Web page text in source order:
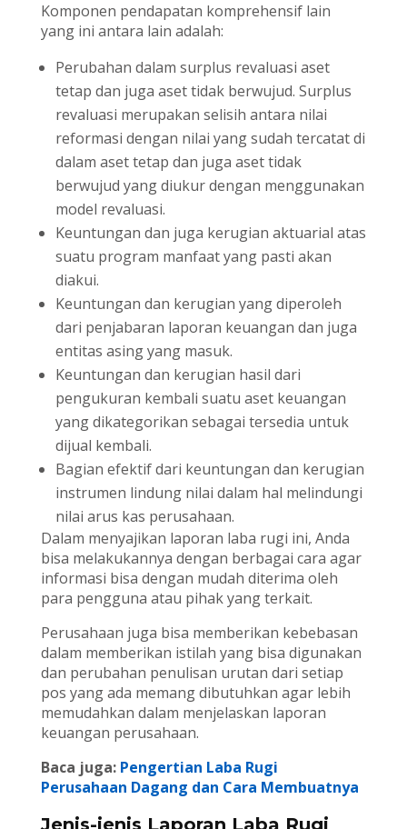
Komponen pendapatan komprehensif lain
yang ini antara lain adalah:
Perubahan dalam surplus revaluasi aset
tetap dan juga aset tidak berwujud. Surplus
revaluasi merupakan selisih antara nilai
reformasi dengan nilai yang sudah tercatat di
dalam aset tetap dan juga aset tidak
berwujud yang diukur dengan menggunakan
model revaluasi.
Keuntungan dan juga kerugian aktuarial atas
suatu program manfaat yang pasti akan
diakui.
Keuntungan dan kerugian yang diperoleh
dari penjabaran laporan keuangan dan juga
entitas asing yang masuk.
Keuntungan dan kerugian hasil dari
pengukuran kembali suatu aset keuangan
yang dikategorikan sebagai tersedia untuk
dijual kembali.
Bagian efektif dari keuntungan dan kerugian
instrumen lindung nilai dalam hal melindungi
nilai arus kas perusahaan.
Dalam menyajikan laporan laba rugi ini, Anda
bisa melakukannya dengan berbagai cara agar
informasi bisa dengan mudah diterima oleh
para pengguna atau pihak yang terkait.
Perusahaan juga bisa memberikan kebebasan
dalam memberikan istilah yang bisa digunakan
dan perubahan penulisan urutan dari setiap
pos yang ada memang dibutuhkan agar lebih
memudahkan dalam menjelaskan laporan
keuangan perusahaan.
Baca juga: Pengertian Laba Rugi
Perusahaan Dagang dan Cara Membuatnya